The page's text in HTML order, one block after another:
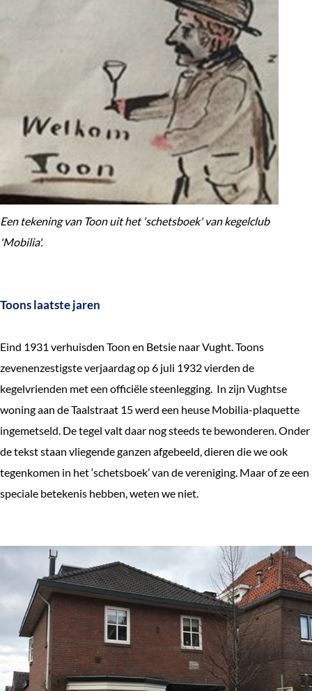
Een tekening van Toon uit het 'schetsboek' van kegelclub
'Mobilia'.
Toons laatste jaren
Eind 1931 verhuisden Toon en Betsie naar Vught. Toons
zevenenzestigste verjaardag op 6 juli 1932 vierden de
kegelvrienden met een officiële steenlegging. In zijn Vughtse
woning aan de Taalstraat 15 werd een heuse Mobilia-plaquette
ingemetseld. De tegel valt daar nog steeds te bewonderen. Onder
de tekst staan vliegende ganzen afgebeeld, dieren die we ook
tegenkomen in het ‘schetsboek’ van de vereniging. Maar of ze een
speciale betekenis hebben, weten we niet.